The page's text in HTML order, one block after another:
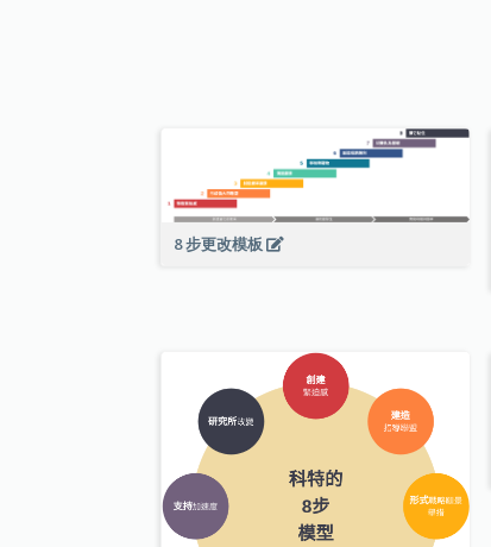
8 步更改模板